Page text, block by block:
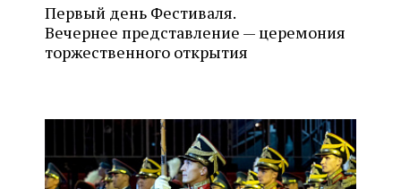
Первый день Фестиваля.
Вечернее представление — церемония
торжественного открытия